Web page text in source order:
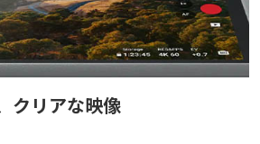
クリアな映像